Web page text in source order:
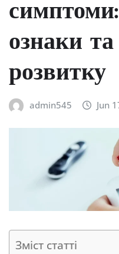
ознаки
розвитку
admin545 Jun
Зміст статті